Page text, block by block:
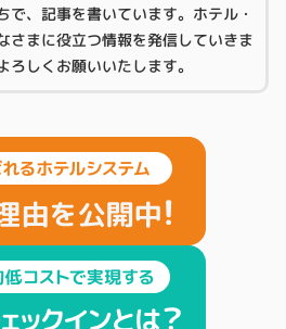
で、記事を書いています。ホテル・
さまに役立つ情報を発信していきま
ろしくお願いいたします。